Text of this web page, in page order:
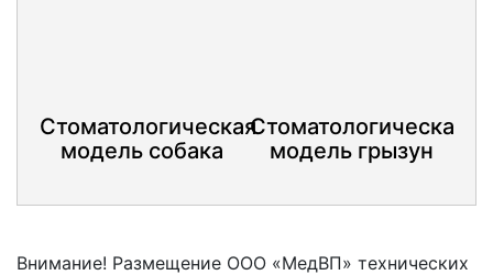
Стоматологическая
модель собака
Стоматологическая
модель грызун
Внимание! Размещение ООО «МедВП» технических